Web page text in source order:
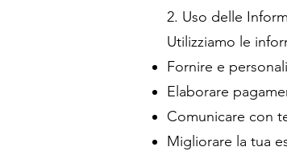
2. Uso delle
Utilizziamo le
Fornire e
Elaborare
Comunicare con
Migliorare la tua